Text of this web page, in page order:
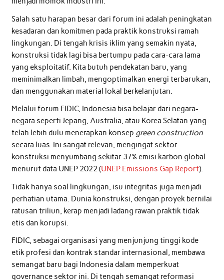
Salah satu harapan besar dari forum ini adalah peningkatan
kesadaran dan komitmen pada praktik konstruksi ramah
lingkungan. Di tengah krisis iklim yang semakin nyata,
konstruksi tidak lagi bisa bertumpu pada cara-cara lama
yang eksploitatif. Kita butuh pendekatan baru, yang
meminimalkan limbah, mengoptimalkan energi terbarukan,
dan menggunakan material lokal berkelanjutan.
Melalui forum FIDIC, Indonesia bisa belajar dari negara-
negara seperti Jepang, Australia, atau Korea Selatan yang
telah lebih dulu menerapkan konsep green construction
secara luas. Ini sangat relevan, mengingat sektor
konstruksi menyumbang sekitar 37% emisi karbon global
menurut data UNEP 2022 (UNEP Emissions Gap Report).
Tidak hanya soal lingkungan, isu integritas juga menjadi
perhatian utama. Dunia konstruksi, dengan proyek bernilai
ratusan triliun, kerap menjadi ladang rawan praktik tidak
etis dan korupsi.
FIDIC, sebagai organisasi yang menjunjung tinggi kode
etik profesi dan kontrak standar internasional, membawa
semangat baru bagi Indonesia dalam memperkuat
governance sektor ini. Di tengah semangat reformasi